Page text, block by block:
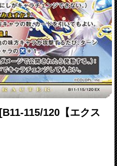
[B11-115/120【エクス